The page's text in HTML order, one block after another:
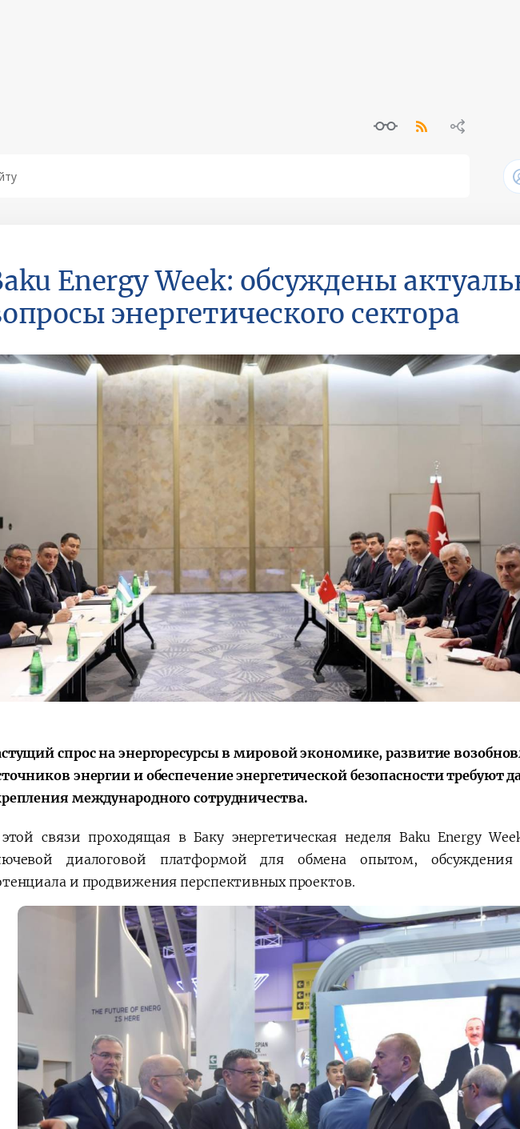
Президента – в
действии
совещания под
председательством
Президента
Мирзиёева
Energy Week: обсуждены
энергетического сектора
спрос на энергоресурсы в мировой экономике, развитие
энергии и обеспечение энергетической безопасности требуют
международного сотрудничества.
связи проходящая в Баку энергетическая неделя Baku Energy
диалоговой платформой для обмена опытом, обсуждения
и продвижения перспективных проектов.